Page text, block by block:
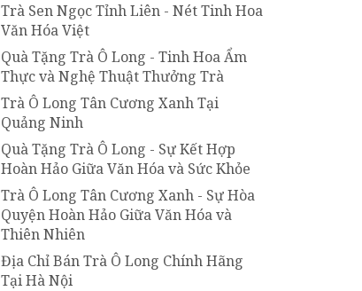
Trà Sen Ngọc Tỉnh Liên - Nét Tinh Hoa
Văn Hóa Việt
Quà Tặng Trà Ô Long - Tinh Hoa Ẩm
Thực và Nghệ Thuật Thưởng Trà
Trà Ô Long Tân Cương Xanh Tại
Quảng Ninh
Quà Tặng Trà Ô Long - Sự Kết Hợp
Hoàn Hảo Giữa Văn Hóa và Sức Khỏe
Trà Ô Long Tân Cương Xanh - Sự Hòa
Quyện Hoàn Hảo Giữa Văn Hóa và
Thiên Nhiên
Địa Chỉ Bán Trà Ô Long Chính Hãng
Tại Hà Nội